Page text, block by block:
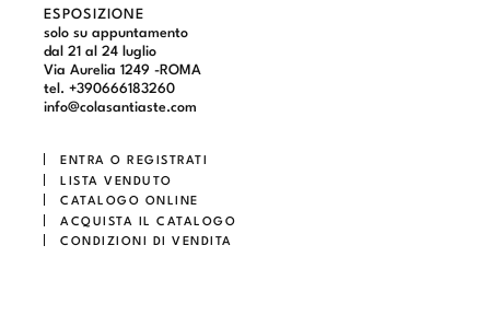
ESPOSIZIONE
solo su appuntamento
dal 21 al 24 luglio
Via Aurelia 1249 -ROMA
tel. +390666183260
info@colasantiaste.com
ENTRA O REGISTRATI
LISTA VENDUTO
CATALOGO ONLINE
ACQUISTA IL CATALOGO
CONDIZIONI DI VENDITA